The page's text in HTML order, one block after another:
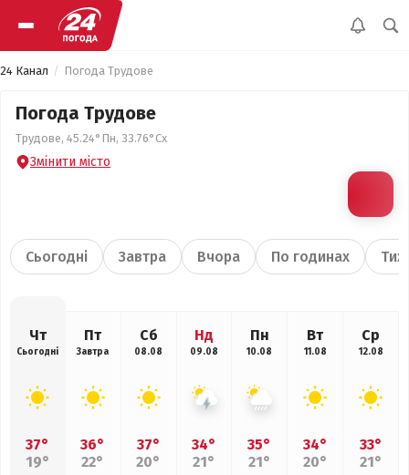
24 Канал Погода Трудове
Погода Трудове
Трудове, 45.24°Пн, 33.76°Сх
Змінити місто
Сьогодні Завтра Вчора По годинах
Чт
Сьогодні
37°
19°
Пт
Завтра
36°
22°
Сб
08.08
37°
20°
Нд
09.08
34°
21°
Пн
10.08
35°
21°
Вт
11.08
34°
20°
Ср
12.08
33°
21°